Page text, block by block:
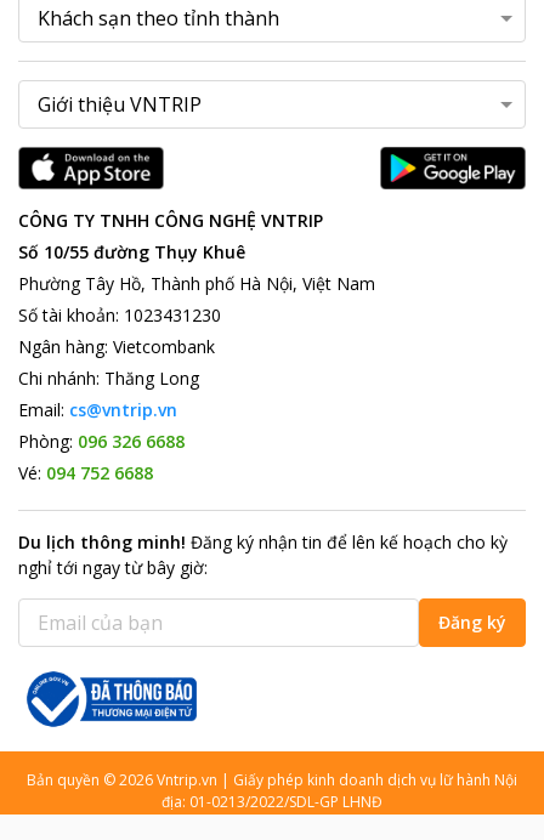
CÔNG TY TNHH CÔNG NGHỆ VNTRIP
Số 10/55 đường Thụy Khuê
Phường Tây Hồ, Thành phố Hà Nội, Việt Nam
Số tài khoản: 1023431230
Ngân hàng: Vietcombank
Chi nhánh: Thăng Long
Email: cs@vntrip.vn
Phòng: 096 326 6688
Vé: 094 752 6688
Du lịch thông minh! Đăng ký nhận tin để lên kế hoạch cho kỳ
nghỉ tới ngay từ bây giờ:
Đăng ký
Bản quyền ©2026Vntrip.vn | Giấy phép kinh doanh dịch vụ lữ hành Nội
địa: 01-0213/2022/SDL-GP LHNĐ